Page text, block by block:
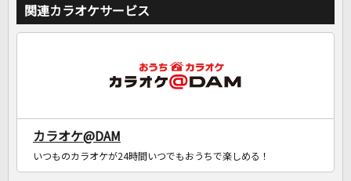
関連カラオケサービス
カラオケ@DAM
いつものカラオケが24時間いつでもおうちで楽しめる！